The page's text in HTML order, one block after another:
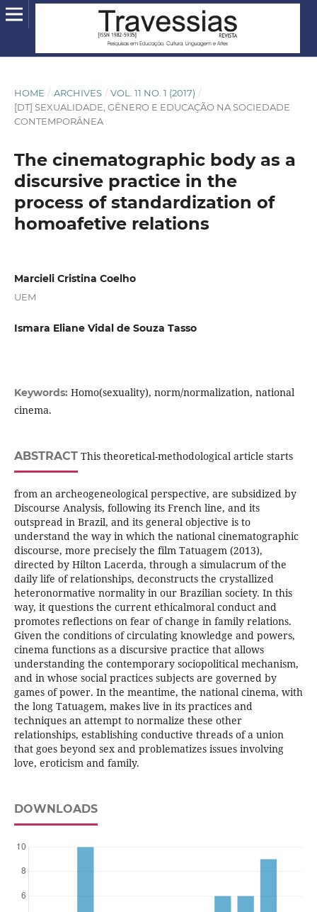
HOME / ARCHIVES / VOL. 11 NO. 1 (2017) /
[DT] SEXUALIDADE, GÊNERO E EDUCAÇÃO NA SOCIEDADE
CONTEMPORÂNEA
The cinematographic body as a
discursive practice in the
process of standardization of
homoafetive relations
Marcieli Cristina Coelho
UEM
Ismara Eliane Vidal de Souza Tasso
Keywords: Homo(sexuality), norm/normalization, national
cinema.
ABSTRACTThis theoretical-methodological article starts
from an archeogeneological perspective, are subsidized by
Discourse Analysis, following its French line, and its
outspread in Brazil, and its general objective is to
understand the way in which the national cinematographic
discourse, more precisely the film Tatuagem (2013),
directed by Hilton Lacerda, through a simulacrum of the
daily life of relationships, deconstructs the crystallized
heteronormative normality in our Brazilian society. In this
way, it questions the current ethicalmoral conduct and
promotes reflections on fear of change in family relations.
Given the conditions of circulating knowledge and powers,
cinema functions as a discursive practice that allows
understanding the contemporary sociopolitical mechanism,
and in whose social practices subjects are governed by
games of power. In the meantime, the national cinema, with
the long Tatuagem, makes live in its practices and
techniques an attempt to normalize these other
relationships, establishing conductive threads of a union
that goes beyond sex and problematizes issues involving
love, eroticism and family.
DOWNLOADS